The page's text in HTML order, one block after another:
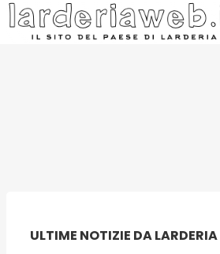
ULTIME NOTIZIE DA